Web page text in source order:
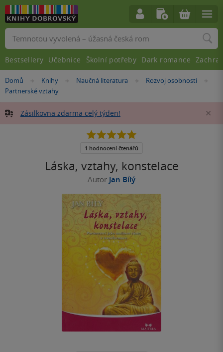
Nacházíte
se
Domů »Knihy »
Naučná literatura »
Rozvoj osobnosti
Partnerské vztahy
Zásilkovna zdarma celý týden!
Láska, vztahy, konstelace
Autor Jan Bílý
5.0
5
1 hodnocení čtenářů
Vyhledávání
Bestsellery Učebnice Školní potřeby Dark romance